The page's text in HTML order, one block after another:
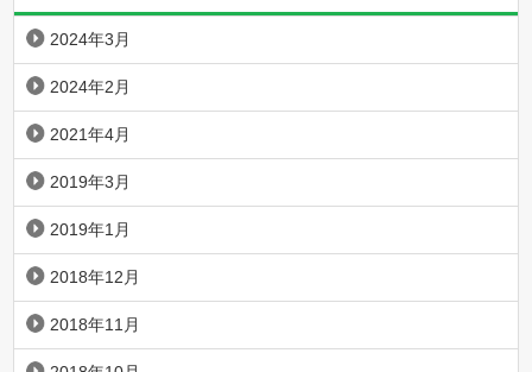
2024年3月
2024年2月
2021年4月
2019年3月
2019年1月
2018年12月
2018年11月